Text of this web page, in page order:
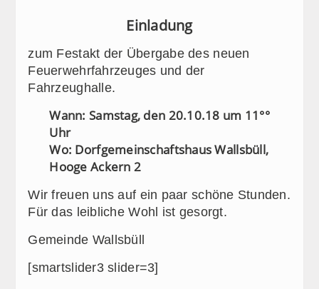
Einladung
zum Festakt der Übergabe des neuen
Feuerwehrfahrzeuges und der
Fahrzeughalle.
Wann: Samstag, den 20.10.18 um 11°°
Uhr
Wo: Dorfgemeinschaftshaus Wallsbüll,
Hooge Ackern 2
Wir freuen uns auf ein paar schöne Stunden.
Für das leibliche Wohl ist gesorgt.
Gemeinde Wallsbüll
[smartslider3 slider=3]